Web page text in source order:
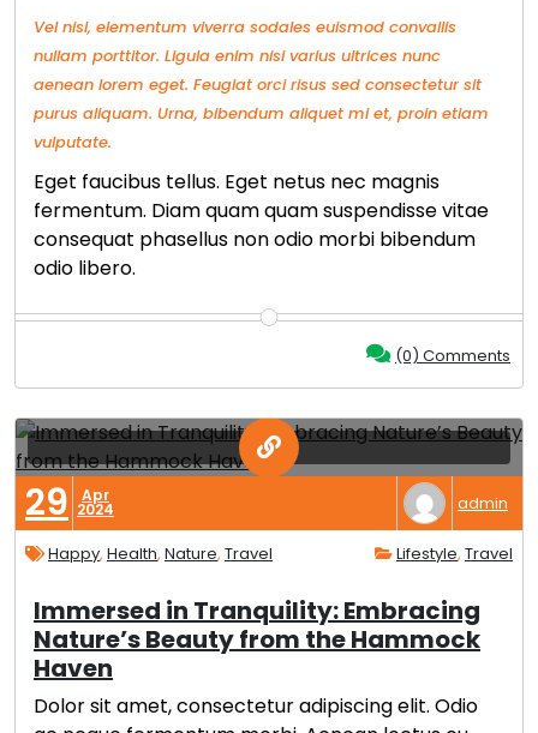
Vel nisl, elementum viverra sodales euismod convallis
nullam porttitor. Ligula enim nisi varius ultrices nunc
aenean lorem eget. Feugiat orci risus sed consectetur sit
purus aliquam. Urna, bibendum aliquet mi et, proin etiam
vulputate.
Eget faucibus tellus. Eget netus nec magnis
fermentum. Diam quam quam suspendisse vitae
consequat phasellus non odio morbi bibendum
odio libero.
(0) Comments
29 Apr
2024 admin
Happy, Health, Nature, Travel Lifestyle, Travel
Immersed in Tranquility: Embracing
Nature’s Beauty from the Hammock
Haven
Dolor sit amet, consectetur adipiscing elit. Odio